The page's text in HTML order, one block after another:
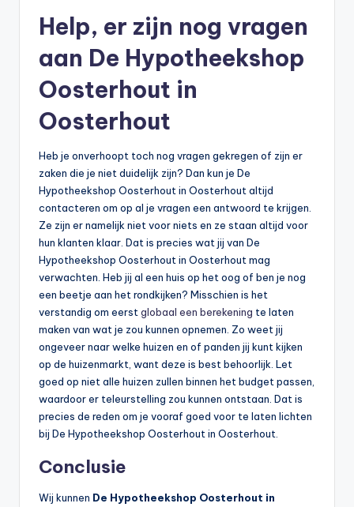
Help, er zijn nog vragen
aan De Hypotheekshop
Oosterhout in
Oosterhout
Heb je onverhoopt toch nog vragen gekregen of zijn er
zaken die je niet duidelijk zijn? Dan kun je De
Hypotheekshop Oosterhout in Oosterhout altijd
contacteren om op al je vragen een antwoord te krijgen.
Ze zijn er namelijk niet voor niets en ze staan altijd voor
hun klanten klaar. Dat is precies wat jij van De
Hypotheekshop Oosterhout in Oosterhout mag
verwachten. Heb jij al een huis op het oog of ben je nog
een beetje aan het rondkijken? Misschien is het
verstandig om eerst globaal een berekening te laten
maken van wat je zou kunnen opnemen. Zo weet jij
ongeveer naar welke huizen en of panden jij kunt kijken
op de huizenmarkt, want deze is best behoorlijk. Let
goed op niet alle huizen zullen binnen het budget passen,
waardoor er teleurstelling zou kunnen ontstaan. Dat is
precies de reden om je vooraf goed voor te laten lichten
bij De Hypotheekshop Oosterhout in Oosterhout.
Conclusie
Wij kunnen De Hypotheekshop Oosterhout in